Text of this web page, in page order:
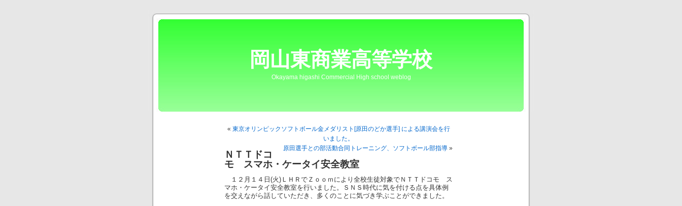
岡山東商業高等学校
Okayama higashi Commercial High school weblog
« 東京オリンピックソフトボール金メダリスト[原田のどか選手] による講演会を行
いました。
原田選手との部活動合同トレーニング、ソフトボール部指導 »
ＮＴＴドコ
モ スマホ・ケータイ安全教室
１２月１４日(火)ＬＨＲでＺｏｏｍにより全校生徒対象でＮＴＴドコモ ス
マホ・ケータイ安全教室を行いました。ＳＮＳ時代に気を付ける点を具体例
を交えながら話していただき、多くのことに気づき学ぶことができました。